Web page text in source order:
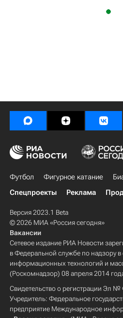
Футбол Фигурное катание
Спецпроекты
Реклама
Версия 2023.1 Beta
© 2026 МИА «Россия сегодня»
Вакансии
Сетевое издание РИА Новости
в Федеральной службе по надзору в
информационных технологий и
(Роскомнадзор) 08 апреля 2014
Свидетельство о регистрации Эл
Учредитель: Федеральное
предприятие Международное